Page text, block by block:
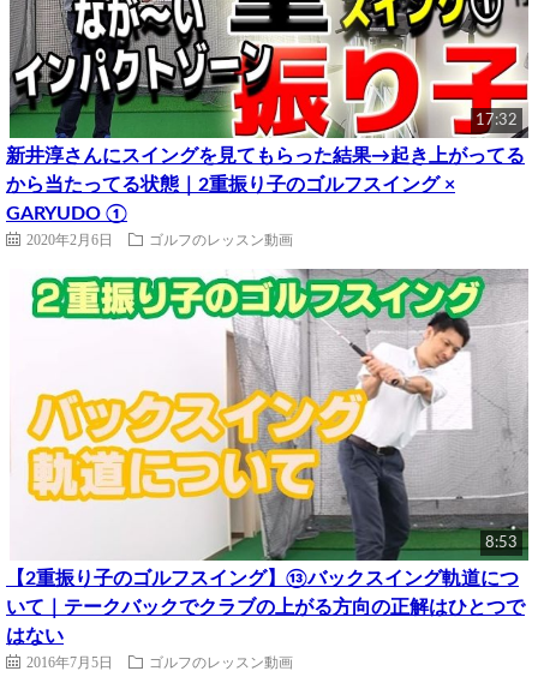
17:32
新井淳さんにスイングを見てもらった結果→起き上がってる
から当たってる状態｜2重振り子のゴルフスイング ×
GARYUDO ①
2020年2月6日 ゴルフのレッスン動画
8:53
【2重振り子のゴルフスイング】⑬バックスイング軌道につ
いて｜テークバックでクラブの上がる方向の正解はひとつで
はない
2016年7月5日 ゴルフのレッスン動画